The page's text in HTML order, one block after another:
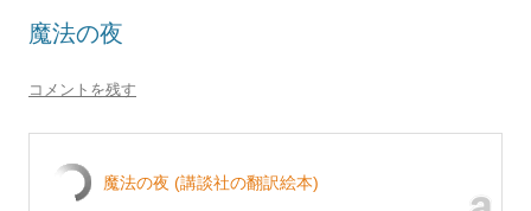
魔法の夜
コメントを残す
魔法の夜 (講談社の翻訳絵本)